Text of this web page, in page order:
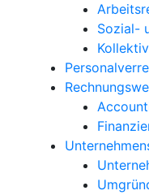
Sozial-